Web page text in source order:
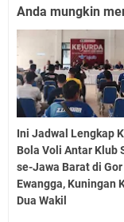
Anda mungkin
Ini Jadwal Lengkap
Bola Voli Antar Klub
se-Jawa Barat di Gor
Ewangga, Kuningan
Dua Wakil